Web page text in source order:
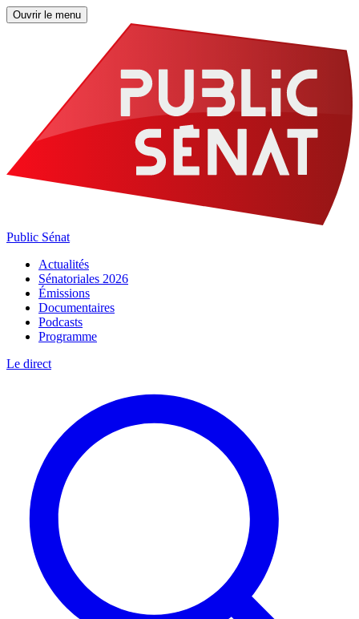
Ouvrir le menu
Public Sénat
Actualités
Sénatoriales 2026
Émissions
Documentaires
Podcasts
Programme
Le direct